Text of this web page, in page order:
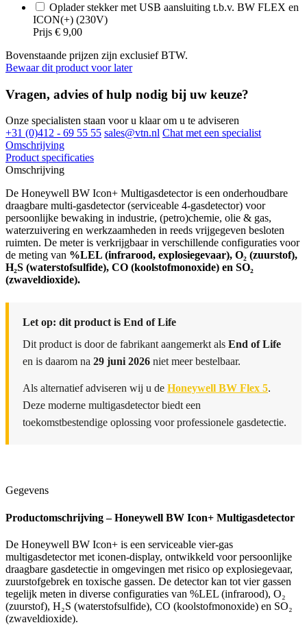
Oplader stekker met USB aansluiting t.b.v. BW FLEX en
ICON(+) (230V)
Prijs € 9,00
Bovenstaande prijzen zijn exclusief BTW.
Bewaar dit product voor later
Vragen, advies of hulp nodig bij uw keuze?
Onze specialisten staan voor u klaar om u te adviseren
+31 (0)412 - 69 55 55 sales@vtn.nl Chat met een specialist
Omschrijving
Product specificaties
Omschrijving
De Honeywell BW Icon+ Multigasdetector is een onderhoudbare
draagbare multi-gasdetector (serviceable 4-gasdetector) voor
persoonlijke bewaking in industrie, (petro)chemie, olie & gas,
waterzuivering en werkzaamheden in reeds vrijgegeven besloten
ruimten. De meter is verkrijgbaar in verschillende configuraties voor
de meting van %LEL (infrarood, explosiegevaar), O₂ (zuurstof),
H₂S (waterstofsulfide), CO (koolstofmonoxide) en SO₂
(zwaveldioxide).
Let op: dit product is End of Life
Dit product is door de fabrikant aangemerkt als End of Life
en is daarom na 29 juni 2026 niet meer bestelbaar.
Als alternatief adviseren wij u de Honeywell BW Flex 5.
Deze moderne multigasdetector biedt een
toekomstbestendige oplossing voor professionele gasdetectie.
Gegevens
Productomschrijving – Honeywell BW Icon+ Multigasdetector
De Honeywell BW Icon+ is een serviceable vier-gas
multigasdetector met iconen-display, ontwikkeld voor persoonlijke
draagbare gasdetectie in omgevingen met risico op explosiegevaar,
zuurstofgebrek en toxische gassen. De detector kan tot vier gassen
tegelijk meten in diverse configuraties van %LEL (infrarood), O₂
(zuurstof), H₂S (waterstofsulfide), CO (koolstofmonoxide) en SO₂
(zwaveldioxide).